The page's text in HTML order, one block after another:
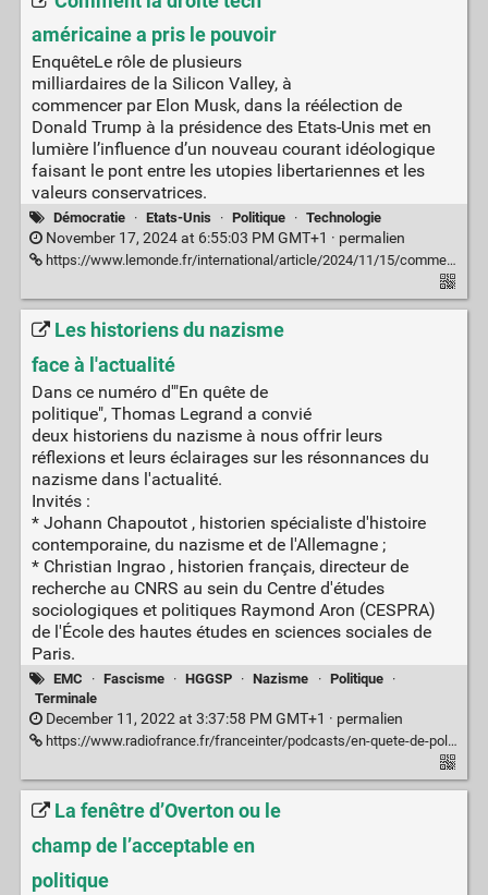
américaine a pris le pouvoir
EnquêteLe rôle de plusieurs
milliardaires de la Silicon Valley, à
commencer par Elon Musk, dans la réélection de
Donald Trump à la présidence des Etats-Unis met en
lumière l’influence d’un nouveau courant idéologique
faisant le pont entre les utopies libertariennes et les
valeurs conservatrices.
Démocratie · Etats-Unis · Politique · Technologie
November 17, 2024 at 6:55:03 PM GMT+1 · permalien
https://www.lemonde.fr/international/article/2024/11/15/comment-la-droite-tech-americaine-a-pris-le-pouvoir_6395657_3210.html?lmd_medium=al&lmd_campaign=envoye-par-appli&lmd_creation=ios&lmd_source=twitter
Les historiens du nazisme
face à l'actualité
Dans ce numéro d'"En quête de
politique", Thomas Legrand a convié
deux historiens du nazisme à nous offrir leurs
réflexions et leurs éclairages sur les résonnances du
nazisme dans l'actualité.
Invités :
* Johann Chapoutot , historien spécialiste d'histoire
contemporaine, du nazisme et de l'Allemagne ;
* Christian Ingrao , historien français, directeur de
recherche au CNRS au sein du Centre d'études
sociologiques et politiques Raymond Aron (CESPRA)
de l'École des hautes études en sciences sociales de
Paris.
EMC · Fascisme · HGGSP · Nazisme · Politique
·
Terminale
December 11, 2022 at 3:37:58 PM GMT+1 · permalien
https://www.radiofrance.fr/franceinter/podcasts/en-quete-de-politique/en-quete-de-politique-du-samedi-10-decembre-2022-7683160
La fenêtre d’Overton ou le
champ de l’acceptable en
politique